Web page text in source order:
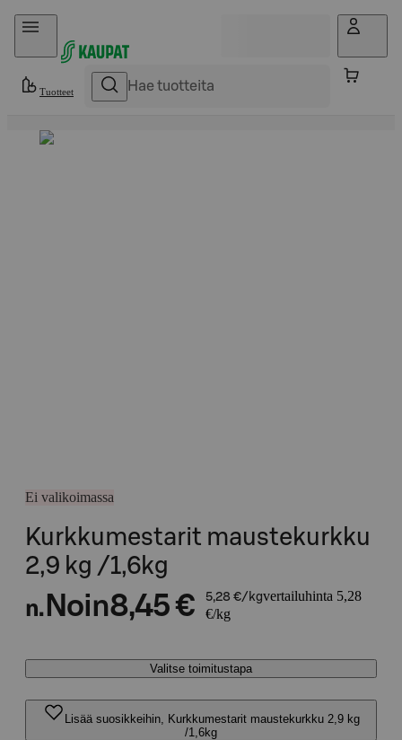
Hyppää sisältöön
Tuotteet
Ei valikoimassa
Kurkkumestarit maustekurkku
2,9 kg /1,6kg
n. Noin8,45 € 5,28 €/kgvertailuhinta 5,28
€/kg
Valitse toimitustapa
Lisää suosikkeihin, Kurkkumestarit maustekurkku 2,9 kg
/1,6kg